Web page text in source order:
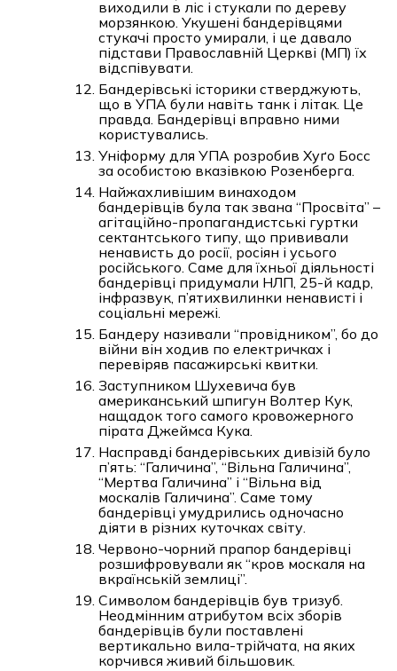
виходили в ліс і стукали по дереву
морзянкою. Укушені бандерівцями
стукачі просто умирали, і це давало
підстави Православній Церкві (МП) їх
відспівувати.
Бандерівські історики стверджують,
що в УПА були навіть танк і літак. Це
правда. Бандерівці вправно ними
користувались.
Уніформу для УПА розробив Хуґо Босс
за особистою вказівкою Розенберга.
Найжахливішим винаходом
бандерівців була так звана “Просвіта” –
агітаційно-пропагандистські гуртки
сектантського типу, що прививали
ненависть до росії, росіян і усього
російського. Саме для їхньої діяльності
бандерівці придумали НЛП, 25-й кадр,
інфразвук, п’ятихвилинки ненависті і
соціальні мережі.
Бандеру називали “провідником”, бо до
війни він ходив по електричках і
перевіряв пасажирські квитки.
Заступником Шухевича був
американський шпигун Волтер Кук,
нащадок того самого кровожерного
пірата Джеймса Кука.
Насправді бандерівських дивізій було
п’ять: “Галичина”, “Вільна Галичина”,
“Мертва Галичина” і “Вільна від
москалів Галичина”. Саме тому
бандерівці умудрились одночасно
діяти в різних куточках світу.
Червоно-чорний прапор бандерівці
розшифровували як “кров москаля на
вкраїнській землиці”.
Символом бандерівців був тризуб.
Неодмінним атрибутом всіх зборів
бандерівців були поставлені
вертикально вила-трійчата, на яких
корчився живий більшовик.